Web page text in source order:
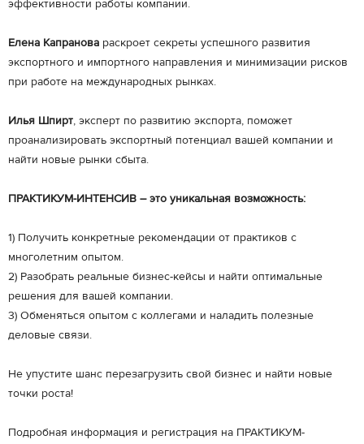
эффективности работы компании.
Елена Капранова раскроет секреты успешного развития
экспортного и импортного направления и минимизации рисков
при работе на международных рынках.
Илья Шпирт, эксперт по развитию экспорта, поможет
проанализировать экспортный потенциал вашей компании и
найти новые рынки сбыта.
ПРАКТИКУМ-ИНТЕНСИВ – это уникальная возможность:
1) Получить конкретные рекомендации от практиков с
многолетним опытом.
2) Разобрать реальные бизнес-кейсы и найти оптимальные
решения для вашей компании.
3) Обменяться опытом с коллегами и наладить полезные
деловые связи.
Не упустите шанс перезагрузить свой бизнес и найти новые
точки роста!
Подробная информация и регистрация на ПРАКТИКУМ-